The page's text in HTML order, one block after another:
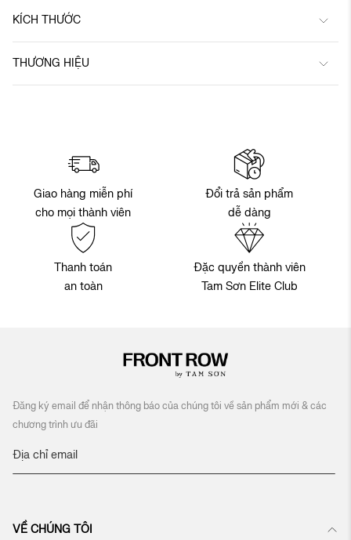
KÍCH THƯỚC
THƯƠNG HIỆU
Giao hàng miễn phí
cho mọi thành viên
Đổi trả sản phẩm
dễ dàng
Thanh toán
an toàn
Đặc quyền thành viên
Tam Sơn Elite Club
Đăng ký email để nhận thông báo của chúng tôi về sản phẩm mới & các
chương trình ưu đãi
Đ
ý
VỀ CHÚNG TÔI